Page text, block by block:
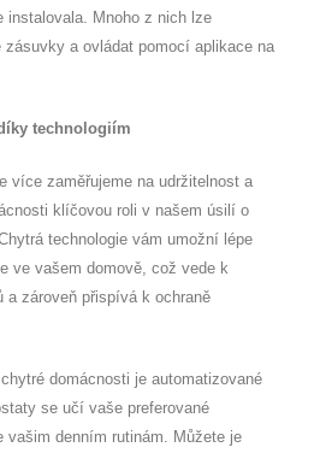
instalovala. Mnoho z nich lze
zásuvky a ovládat pomocí aplikace na
technologiím
více zaměřujeme na udržitelnost a
klíčovou roli v našem úsilí o
technologie vám umožní lépe
ve vašem domově, což vede k
a zároveň přispívá k ochraně
domácnosti je automatizované
se učí vaše preferované
vašim denním rutinám. Můžete je